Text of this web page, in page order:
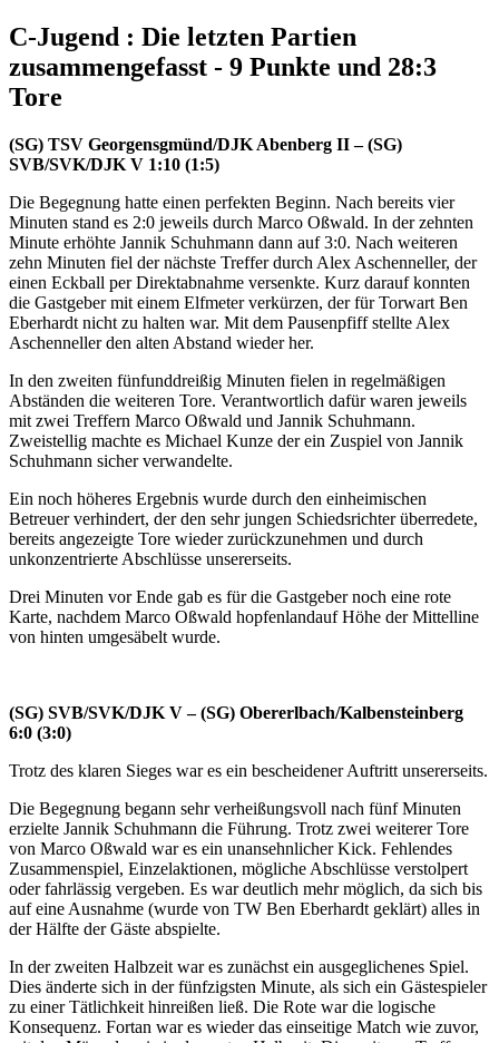
C-Jugend : Die letzten Partien
zusammengefasst - 9 Punkte und 28:3
Tore
(SG) TSV Georgensgmünd/DJK Abenberg II – (SG)
SVB/SVK/DJK V 1:10 (1:5)
Die Begegnung hatte einen perfekten Beginn. Nach bereits vier
Minuten stand es 2:0 jeweils durch Marco Oßwald. In der zehnten
Minute erhöhte Jannik Schuhmann dann auf 3:0. Nach weiteren
zehn Minuten fiel der nächste Treffer durch Alex Aschenneller, der
einen Eckball per Direktabnahme versenkte. Kurz darauf konnten
die Gastgeber mit einem Elfmeter verkürzen, der für Torwart Ben
Eberhardt nicht zu halten war. Mit dem Pausenpfiff stellte Alex
Aschenneller den alten Abstand wieder her.
In den zweiten fünfunddreißig Minuten fielen in regelmäßigen
Abständen die weiteren Tore. Verantwortlich dafür waren jeweils
mit zwei Treffern Marco Oßwald und Jannik Schuhmann.
Zweistellig machte es Michael Kunze der ein Zuspiel von Jannik
Schuhmann sicher verwandelte.
Ein noch höheres Ergebnis wurde durch den einheimischen
Betreuer verhindert, der den sehr jungen Schiedsrichter überredete,
bereits angezeigte Tore wieder zurückzunehmen und durch
unkonzentrierte Abschlüsse unsererseits.
Drei Minuten vor Ende gab es für die Gastgeber noch eine rote
Karte, nachdem Marco Oßwald hopfenlandauf Höhe der Mittelline
von hinten umgesäbelt wurde.
(SG) SVB/SVK/DJK V – (SG) Obererlbach/Kalbensteinberg
6:0 (3:0)
Trotz des klaren Sieges war es ein bescheidener Auftritt unsererseits.
Die Begegnung begann sehr verheißungsvoll nach fünf Minuten
erzielte Jannik Schuhmann die Führung. Trotz zwei weiterer Tore
von Marco Oßwald war es ein unansehnlicher Kick. Fehlendes
Zusammenspiel, Einzelaktionen, mögliche Abschlüsse verstolpert
oder fahrlässig vergeben. Es war deutlich mehr möglich, da sich bis
auf eine Ausnahme (wurde von TW Ben Eberhardt geklärt) alles in
der Hälfte der Gäste abspielte.
In der zweiten Halbzeit war es zunächst ein ausgeglichenes Spiel.
Dies änderte sich in der fünfzigsten Minute, als sich ein Gästespieler
zu einer Tätlichkeit hinreißen ließ. Die Rote war die logische
Konsequenz. Fortan war es wieder das einseitige Match wie zuvor,